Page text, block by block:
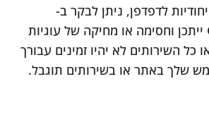
לדפדפן, ניתן לבקר ב-
Google Chrome ייתכן וחסימה או מחיקה של עוגיות
כל השירותים לא יהיו זמינים עבורך
שלך באתר או בשירותים תוגבל.